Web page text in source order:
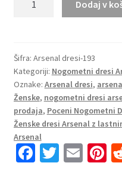
Arsenal
Gostujoči
2024-
25
črna
Kratki
rokavi
količina
Dodaj v
Šifra: Arsenal dresi-193
Kategoriji: Nogometni dresi
Oznake: Arsenal dresi,
Ženske, nogometni dresi
prodaja, Poceni Nogometni
Ženske dresi Arsenal z
Arsenal
Fa T E Pi